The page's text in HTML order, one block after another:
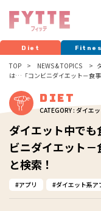
Diet
TOP NEWS & TOPICS
は…「コンビニダイエット－食
Diet
CATEGORY : ダイエ
ダイエット中で
ビニダイエット
と検索！
アプリ ダイエット系ア